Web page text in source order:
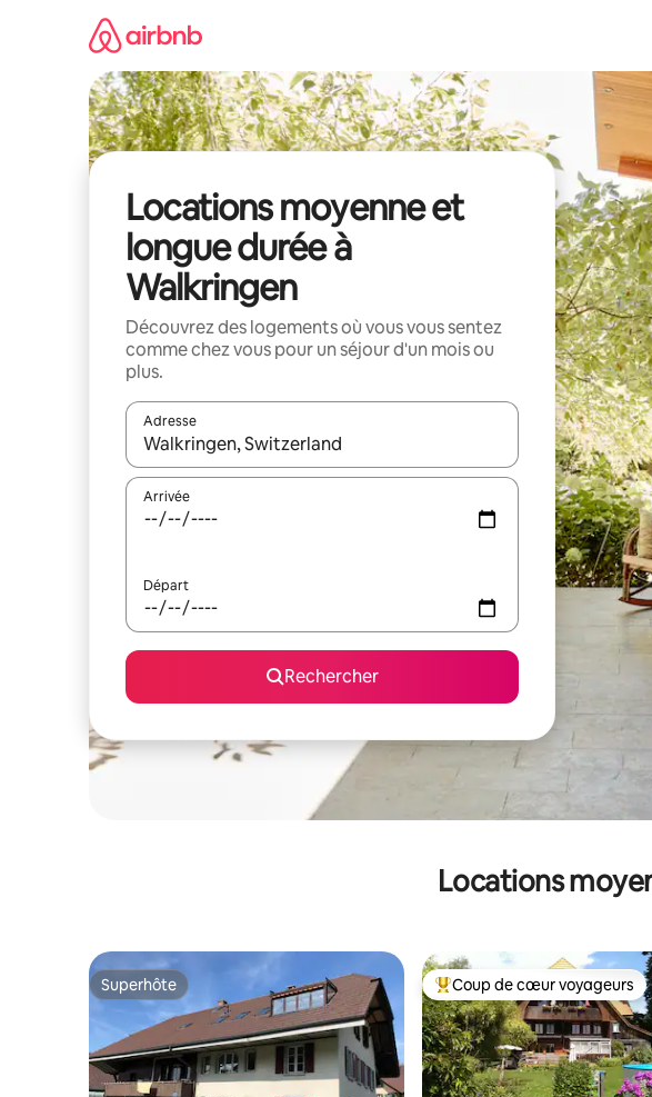
Locations moyenne et
longue durée à
Walkringen
Découvrez des logements où vous vous sentez
comme chez vous pour un séjour d'un mois ou
plus.
Adresse
Lorsque les résultats s'affichent, utilisez les flèches vers le haut et
Arrivée
Départ
Rechercher
Locations
Superhôte
Superhôte Coups de cœur voyageurs
Coup de cœur voyageurs